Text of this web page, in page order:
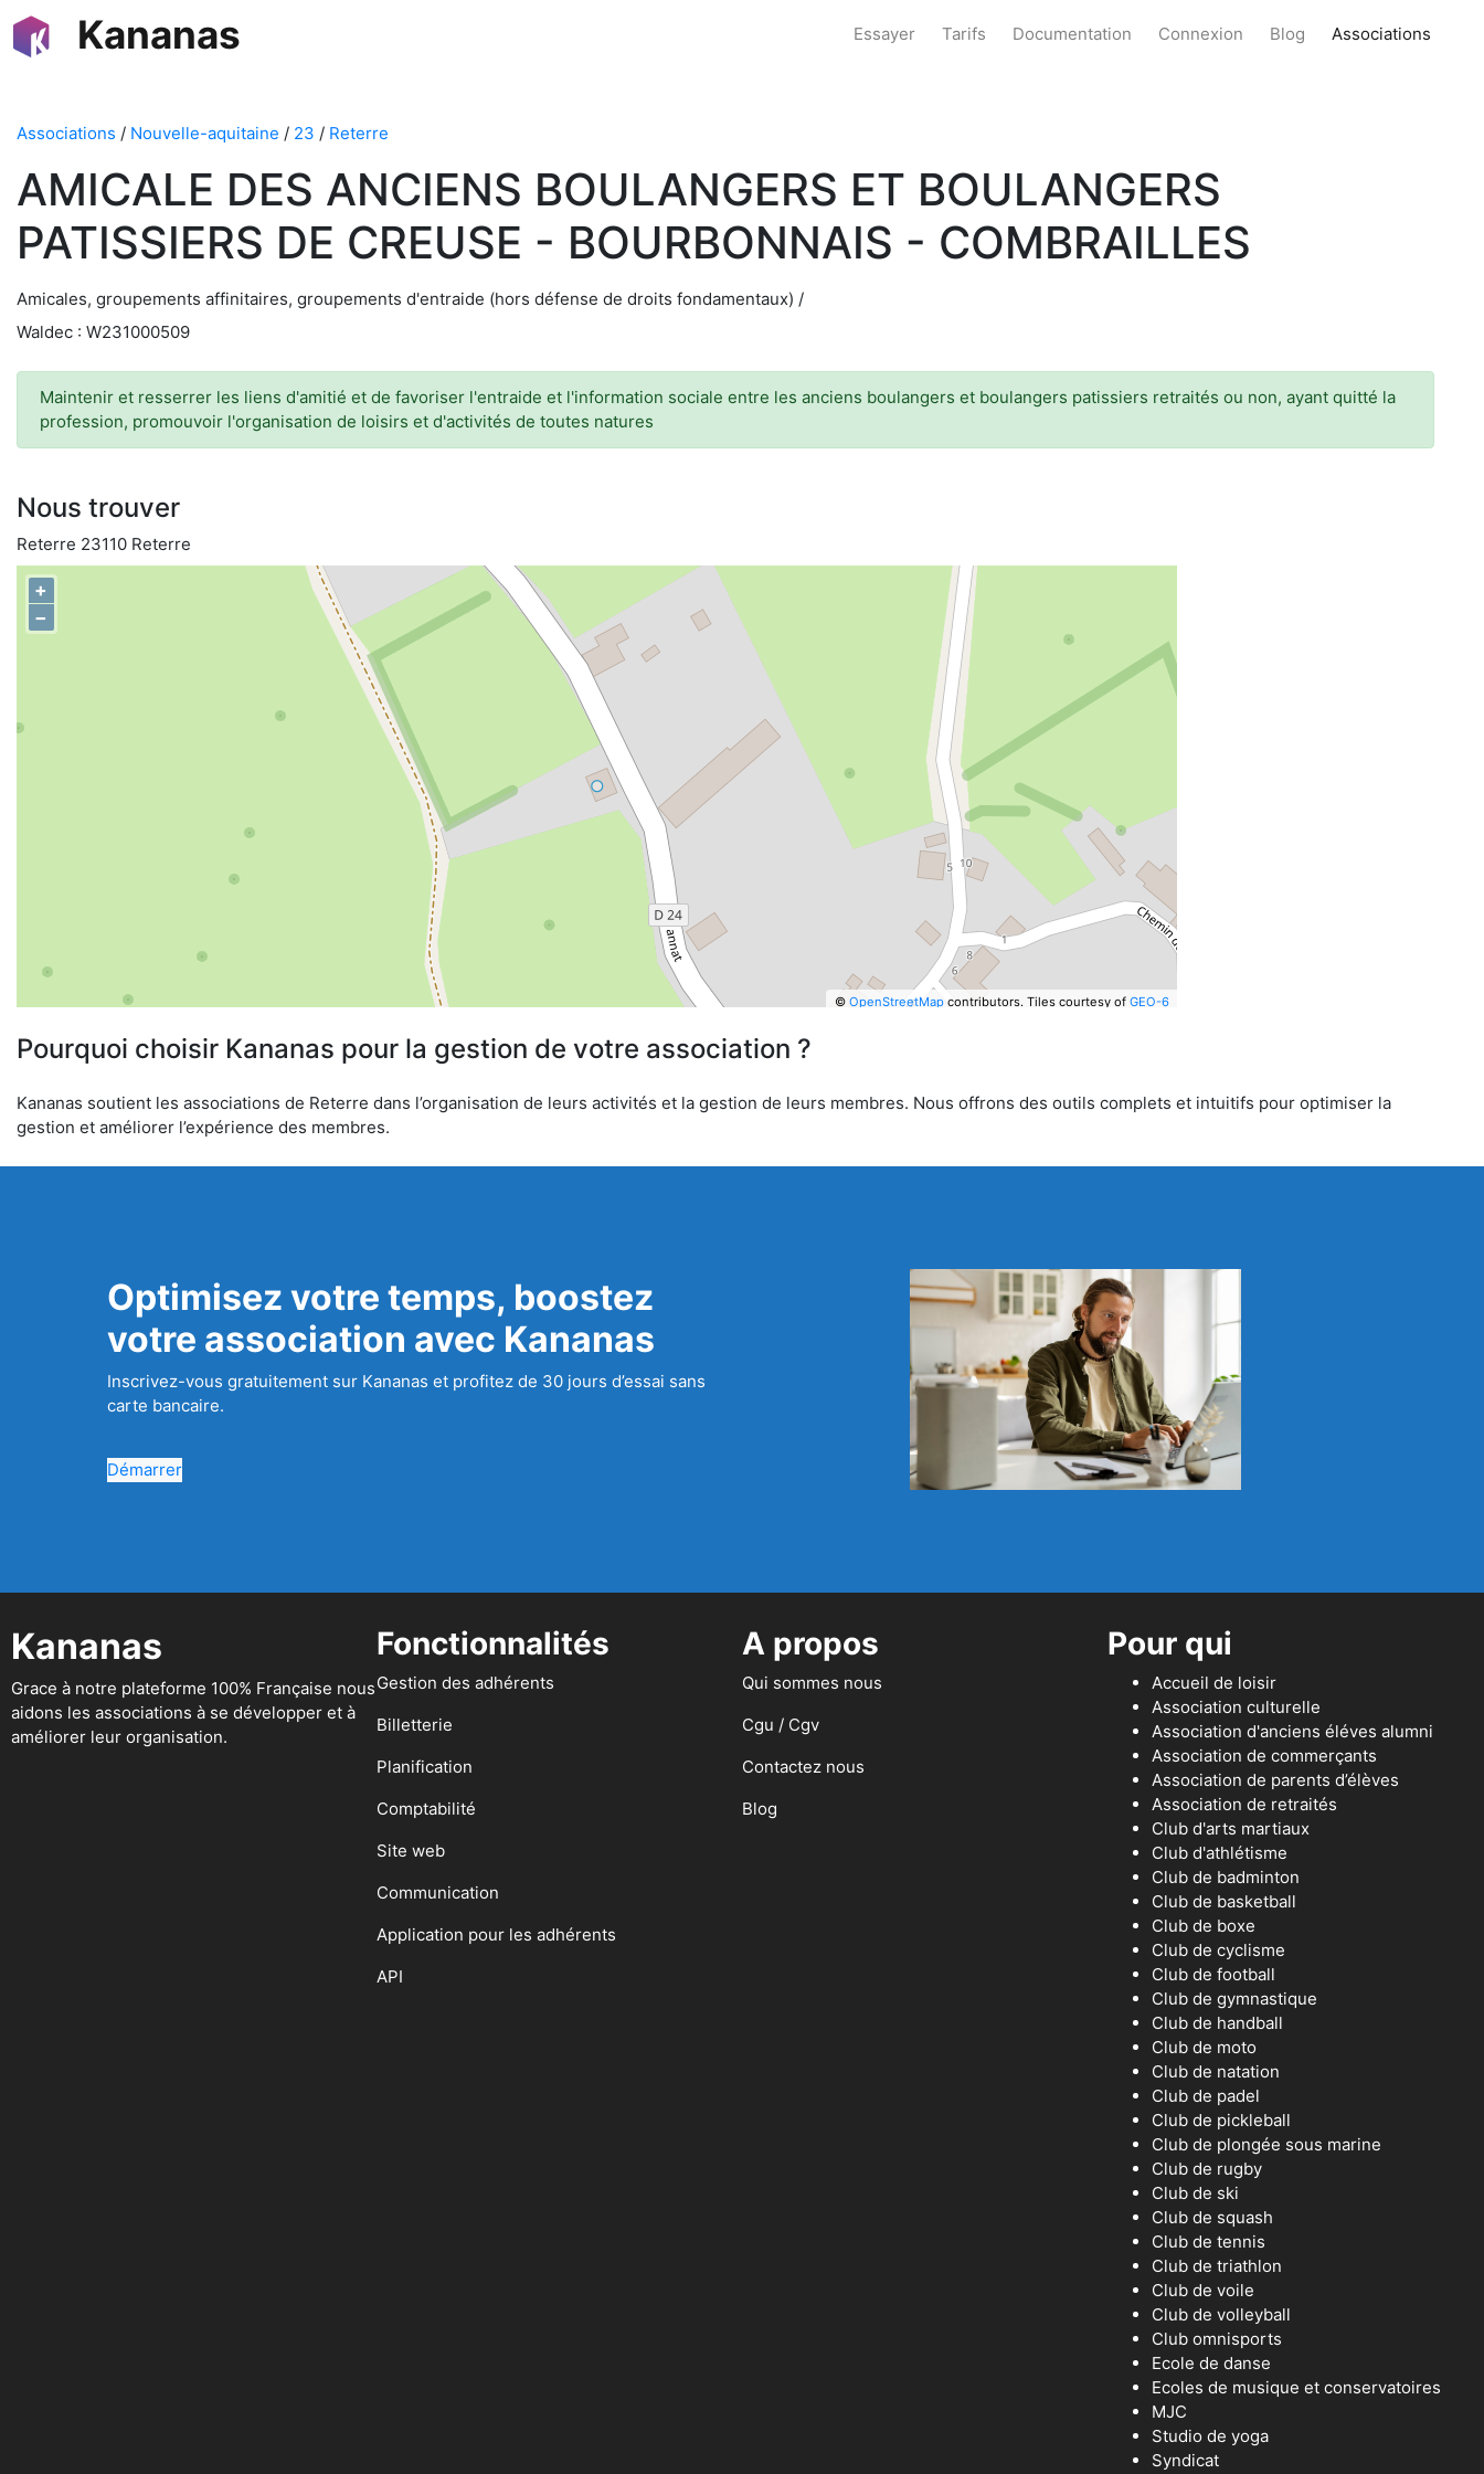
Kananas Essayer Tarifs Documentation Connexion Blog Associations
Associations / Nouvelle-aquitaine / 23 / Reterre
AMICALE DES ANCIENS BOULANGERS ET BOULANGERS
PATISSIERS DE CREUSE - BOURBONNAIS - COMBRAILLES
Amicales, groupements affinitaires, groupements d'entraide (hors défense de droits fondamentaux) /
Waldec : W231000509
Maintenir et resserrer les liens d'amitié et de favoriser l'entraide et l'information sociale entre les anciens boulangers et boulangers patissiers retraités ou non, ayant quitté la
profession, promouvoir l'organisation de loisirs et d'activités de toutes natures
Nous trouver
Reterre 23110 Reterre
+
−
© OpenStreetMapcontributors. Tiles courtesy of GEO-6
Pourquoi choisir Kananas pour la gestion de votre association ?
Kananas soutient les associations de Reterre dans l’organisation de leurs activités et la gestion de leurs membres. Nous offrons des outils complets et intuitifs pour optimiser la
gestion et améliorer l’expérience des membres.
Optimisez votre temps, boostez
votre association avec Kananas
Inscrivez-vous gratuitement sur Kananas et profitez de 30 jours d’essai sans
carte bancaire.
Démarrer
Kananas
Grace à notre plateforme 100% Française nous
aidons les associations à se développer et à
améliorer leur organisation.
Fonctionnalités
Gestion des adhérents
Billetterie
Planification
Comptabilité
Site web
Communication
Application pour les adhérents
API
A propos
Qui sommes nous
Cgu / Cgv
Contactez nous
Blog
Pour qui
Accueil de loisir
Association culturelle
Association d'anciens éléves alumni
Association de commerçants
Association de parents d’élèves
Association de retraités
Club d'arts martiaux
Club d'athlétisme
Club de badminton
Club de basketball
Club de boxe
Club de cyclisme
Club de football
Club de gymnastique
Club de handball
Club de moto
Club de natation
Club de padel
Club de pickleball
Club de plongée sous marine
Club de rugby
Club de ski
Club de squash
Club de tennis
Club de triathlon
Club de voile
Club de volleyball
Club omnisports
Ecole de danse
Ecoles de musique et conservatoires
MJC
Studio de yoga
Syndicat